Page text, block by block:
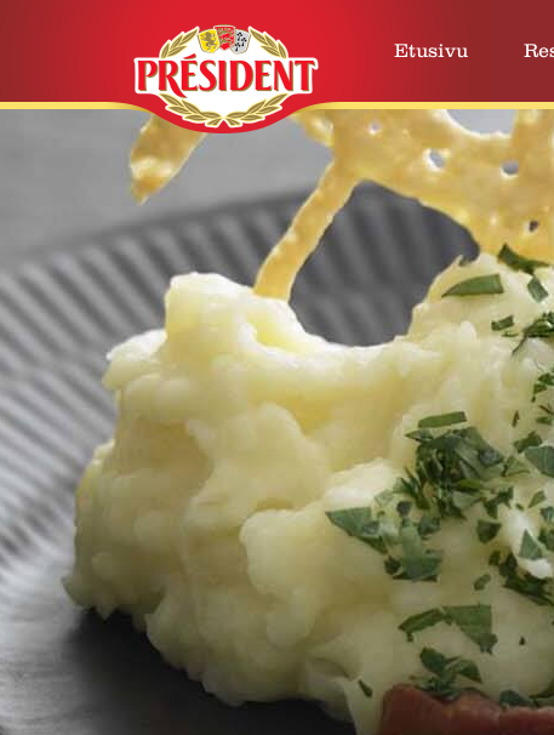
Etusivu